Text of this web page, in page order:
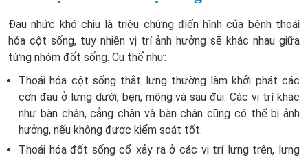
Đau nhức khó chịu là triệu chứng điển hình của bệnh thoái
hóa cột sống, tuy nhiên vị trí ảnh hưởng sẽ khác nhau giữa
từng nhóm đốt sống. Cụ thể như:
Thoái hóa cột sống thắt lưng thường làm khởi phát các
cơn đau ở lưng dưới, bẹn, mông và sau đùi. Các vị trí khác
như bàn chân, cẳng chân và bàn chân cũng có thể bị ảnh
hưởng, nếu không được kiểm soát tốt.
Thoái hóa đốt sống cổ xảy ra ở các vị trí lưng trên, lưng